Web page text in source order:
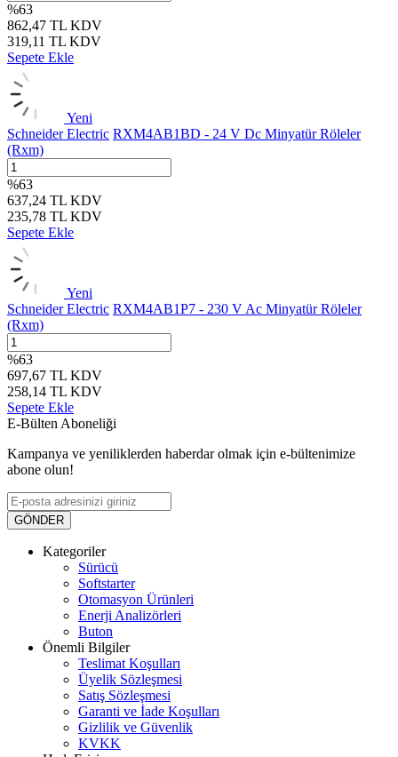
%63
862,47 TL KDV
319,11 TL KDV
Sepete Ekle
Yeni
Schneider Electric RXM4AB1BD - 24 V Dc Minyatür Röleler
(Rxm)
%63
637,24 TL KDV
235,78 TL KDV
Sepete Ekle
Yeni
Schneider Electric RXM4AB1P7 - 230 V Ac Minyatür Röleler
(Rxm)
%63
697,67 TL KDV
258,14 TL KDV
Sepete Ekle
E-Bülten Aboneliği
Kampanya ve yeniliklerden haberdar olmak için e-bültenimize
abone olun!
GÖNDER
Kategoriler
Sürücü
Softstarter
Otomasyon Ürünleri
Enerji Analizörleri
Buton
Önemli Bilgiler
Teslimat Koşulları
Üyelik Sözleşmesi
Satış Sözleşmesi
Garanti ve İade Koşulları
Gizlilik ve Güvenlik
KVKK